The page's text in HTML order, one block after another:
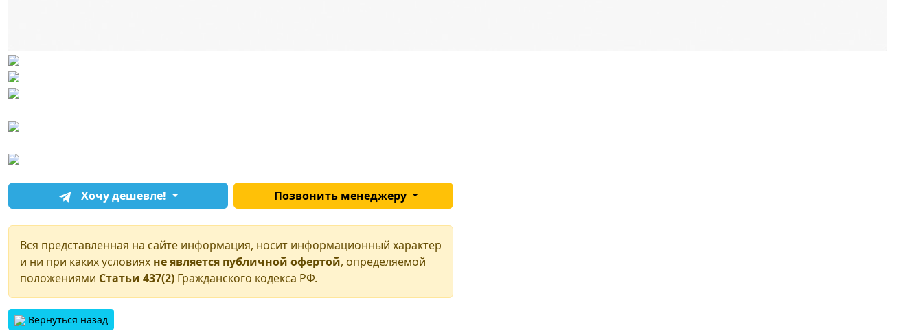
Хочу дешевле! Позвонить менеджеру
Вся представленная на сайте информация, носит информационный характер
и ни при каких условиях не является публичной офертой, определяемой
положениями Статьи 437(2) Гражданского кодекса РФ.
Вернуться назад